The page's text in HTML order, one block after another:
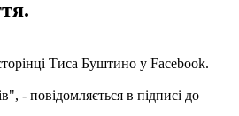
Тиса Буштино у Facebook.
- повідомляється в підписі до